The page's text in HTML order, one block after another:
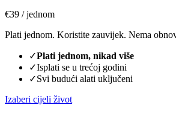
€39 / jednom
Plati jednom. Koristite zauvijek. Nema
✓Plati jednom, nikad više
✓Isplati se u trećoj godini
✓Svi budući alati uključeni
Izaberi cijeli život